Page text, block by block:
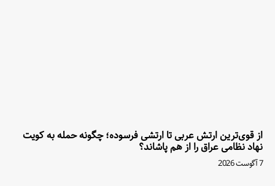
از قوی‌ترین ارتش عربی تا ارتشی فرسوده؛ چگونه حمله به کویت
نهاد نظامی عراق را از هم پاشاند؟
7 آگوست 2026